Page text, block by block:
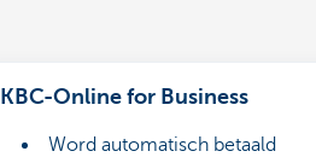
KBC-Online for Business
Word automatisch betaald